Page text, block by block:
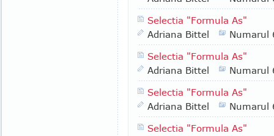
Selectia "Formula As"
Adriana Bittel
Numarul
Selectia "Formula As"
Adriana Bittel
Numarul
Selectia "Formula As"
Adriana Bittel
Numarul
Selectia "Formula As"